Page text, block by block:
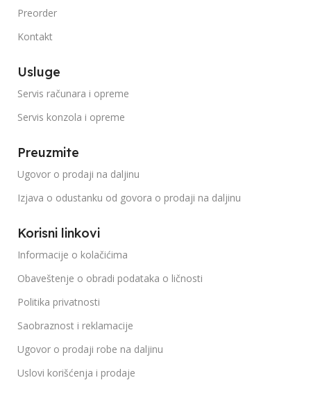
Preorder
Kontakt
Usluge
Servis računara i opreme
Servis konzola i opreme
Preuzmite
Ugovor o prodaji na daljinu
Izjava o odustanku od govora o prodaji na daljinu
Korisni linkovi
Informacije o kolačićima
Obaveštenje o obradi podataka o ličnosti
Politika privatnosti
Saobraznost i reklamacije
Ugovor o prodaji robe na daljinu
Uslovi korišćenja i prodaje